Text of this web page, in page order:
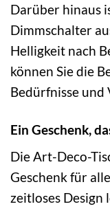
Darüber hinaus
Dimmschalter
Helligkeit nach
können Sie die
Bedürfnisse und
Ein Geschenk,
Die Art-Deco-
Geschenk für
zeitloses Design